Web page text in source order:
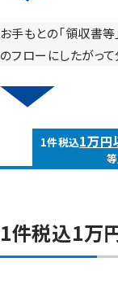
お手もとの「領収書
のフローにしたがって
↓
1件税込1万円
等
1件税込1万